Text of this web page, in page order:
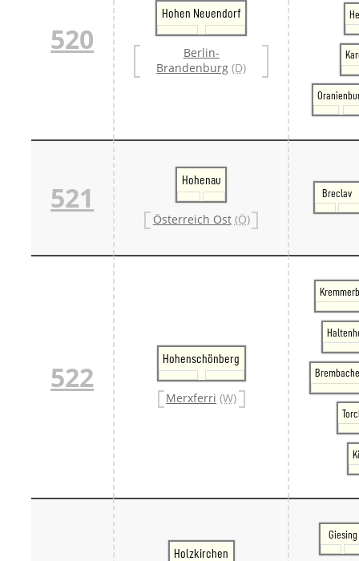
520
Hohen Neuendorf
Berlin-
Brandenburg (D)
521
Hohenau
Österreich Ost (Ö)
Breclav
522
Hohenschönberg
Merxferri (W)
Holzkirchen
Giesing